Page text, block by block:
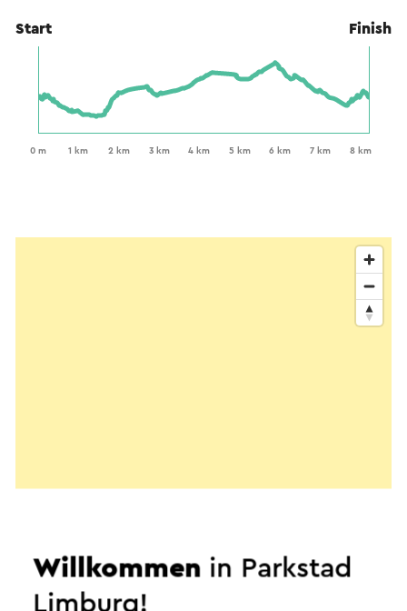
Start Finish
Willkommen in Parkstad
Limburg!